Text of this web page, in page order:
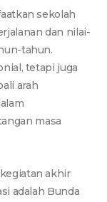
sekolah
dan nilai-
tahun.
tetapi juga
arah
masa
akhir
adalah Bunda